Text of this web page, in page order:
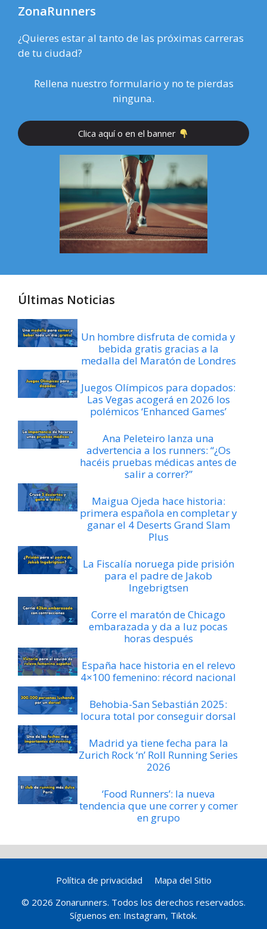
ZonaRunners
¿Quieres estar al tanto de las próximas carreras
de tu ciudad?
Rellena nuestro formulario y no te pierdas
ninguna.
Clica aquí o en el banner
Últimas Noticias
Un hombre disfruta de comida y
bebida gratis gracias a la
medalla del Maratón de Londres
Juegos Olímpicos para dopados:
Las Vegas acogerá en 2026 los
polémicos ‘Enhanced Games’
Ana Peleteiro lanza una
advertencia a los runners: “¿Os
hacéis pruebas médicas antes de
salir a correr?”
Maigua Ojeda hace historia:
primera española en completar y
ganar el 4 Deserts Grand Slam
Plus
La Fiscalía noruega pide prisión
para el padre de Jakob
Ingebrigtsen
Corre el maratón de Chicago
embarazada y da a luz pocas
horas después
España hace historia en el relevo
4×100 femenino: récord nacional
Behobia-San Sebastián 2025:
locura total por conseguir dorsal
Madrid ya tiene fecha para la
Zurich Rock ‘n’ Roll Running Series
2026
‘Food Runners’: la nueva
tendencia que une correr y comer
en grupo
Política de privacidad
Mapa del Sitio
© 2026 Zonarunners. Todos los derechos reservados.
Síguenos en: Instagram, Tiktok.